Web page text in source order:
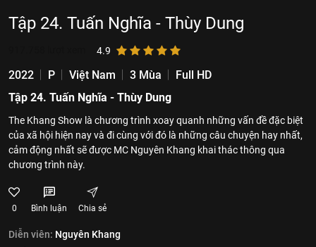
Tập 24. Tuấn Nghĩa - Thùy Dung
4.9
2022 P Việt Nam 3 Mùa
Full HD
Tập 24. Tuấn Nghĩa - Thùy Dung
The Khang Show là chương trình xoay quanh những vấn đề đặc biệt
của xã hội hiện nay và đi cùng với đó là những câu chuyện hay nhất,
cảm động nhất sẽ được MC Nguyên Khang khai thác thông qua
chương trình này.
0 Bình luận Chia sẻ
Diễn viên: Nguyên Khang